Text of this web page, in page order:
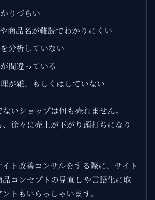
りづらい
商品名が難読でわかりにくい
分析していない
が間違っている
が雑、もしくはしていない
いショップは何も売れません。
徐々に売上が下がり頭打ちになり
ト改善コンサルをする際に、サイト
コンセプトの見直しや言語化に取
トもいらっしゃいます。